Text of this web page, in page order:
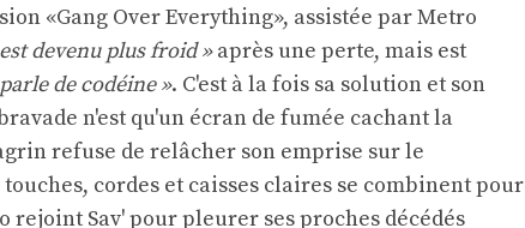
«Gang Over Everything», assistée par Metro
devenu plus froid »après une perte, mais est
de codéine ». C'est à la fois sa solution et son
n'est qu'un écran de fumée cachant la
refuse de relâcher son emprise sur le
cordes et caisses claires se combinent pour
rejoint Sav' pour pleurer ses proches décédés